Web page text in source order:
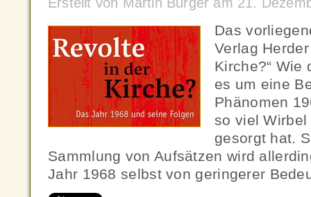
Das
Verlag
Kirche?“ Wie
es um eine
Phänomen
so viel Wirbel
gesorgt hat.
Sammlung von Aufsätzen wird
Jahr 1968 selbst von geringerer